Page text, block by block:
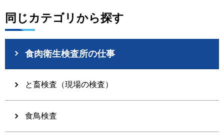
同じカテゴリから探す
食肉衛生検査所の仕事
と畜検査（現場の検査）
食鳥検査